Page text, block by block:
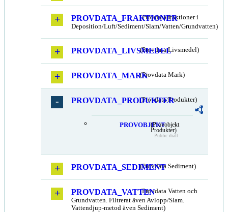
PROVDATA_FRAKTIONER
(Provdata fraktioner i
Deposition/Luft/Sediment/Slam/Vatten/Grundvatten)
PROVDATA_LIVSMEDEL
(Provdata Livsmedel)
PROVDATA_MARK(Provdata Mark)
PROVDATA_PRODUKTER
(Provdata Produkter)
PROVOBJEKT(Provobjekt
Produkter)
Public draft
PROVDATA_SEDIMENT(Provdata Sediment)
PROVDATA_VATTEN(Provdata Vatten och
Grundvatten. Filtrerat även Avlopp/Slam.
Vattendjup-metod även Sediment)